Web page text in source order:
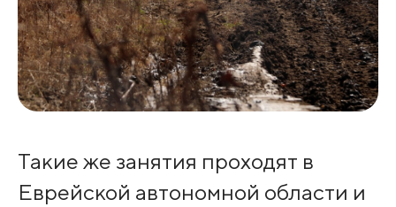
Такие же занятия проходят в
Еврейской автономной области и